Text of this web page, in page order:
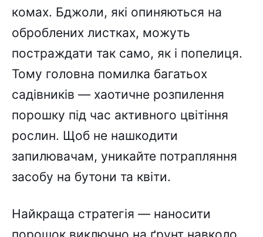
комах. Бджоли, які опиняються на
оброблених листках, можуть
постраждати так само, як і попелиця.
Тому головна помилка багатьох
садівників — хаотичне розпилення
порошку під час активного цвітіння
рослин. Щоб не нашкодити
запилювачам, уникайте потрапляння
засобу на бутони та квіти.
Найкраща стратегія — наносити